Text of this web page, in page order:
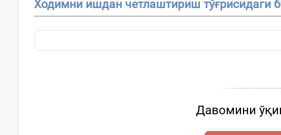
Ходимни ишдан четлаштириш тўғрисидаги
Давомини